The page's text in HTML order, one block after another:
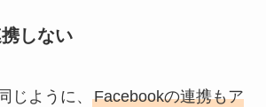
しない
じように、
Facebookの連携もア